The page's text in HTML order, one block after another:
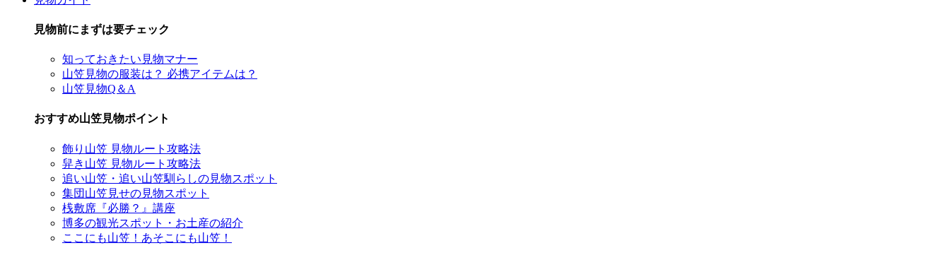
見物前にまずは要チェック
知っておきたい見物マナー
山笠見物の服装は？ 必携アイテムは？
山笠見物Q＆A
おすすめ山笠見物ポイント
飾り山笠 見物ルート攻略法
舁き山笠 見物ルート攻略法
追い山笠・追い山笠馴らしの見物スポット
集団山笠見せの見物スポット
桟敷席『必勝？』講座
博多の観光スポット・お土産の紹介
ここにも山笠！あそこにも山笠！